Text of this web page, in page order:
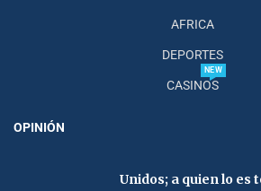
AFRICA
DEPORTES
CASINOS
NEW
OPINIÓN
Unidos; a quien lo es